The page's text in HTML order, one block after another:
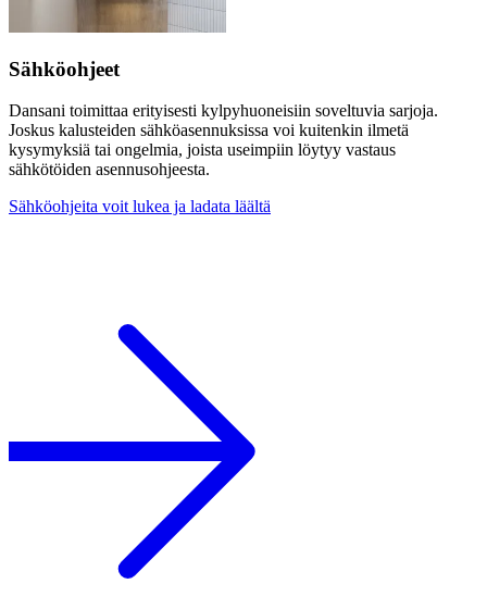
Sähköohjeet
Dansani toimittaa erityisesti kylpyhuoneisiin soveltuvia sarjoja.
Joskus kalusteiden sähköasennuksissa voi kuitenkin ilmetä
kysymyksiä tai ongelmia, joista useimpiin löytyy vastaus
sähkötöiden asennusohjeesta.
Sähköohjeita voit lukea ja ladata läältä